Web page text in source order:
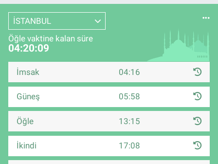
İSTANBUL
Öğle vaktine kalan süre
04:20:09
İmsak 04:16
Güneş 05:58
Öğle 13:15
İkindi 17:08